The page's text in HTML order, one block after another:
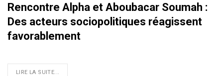
Rencontre Alpha et Aboubacar Soumah :
Des acteurs sociopolitiques réagissent
favorablement
LIRE LA SUITE...